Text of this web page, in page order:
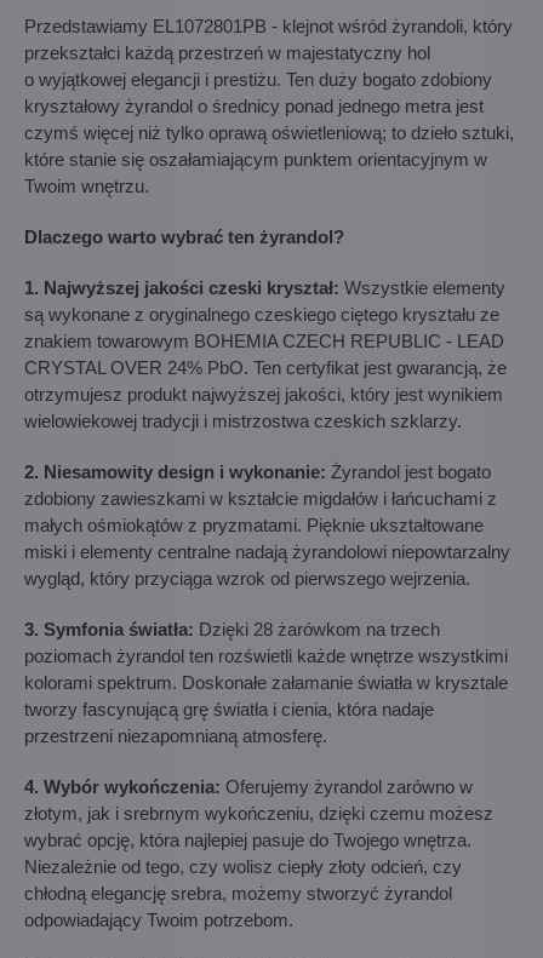
Przedstawiamy EL1072801PB - klejnot wśród żyrandoli, który
przekształci każdą przestrzeń w majestatyczny hol
o wyjątkowej elegancji i prestiżu. Ten duży bogato zdobiony
kryształowy żyrandol o średnicy ponad jednego metra jest
czymś więcej niż tylko oprawą oświetleniową; to dzieło sztuki,
które stanie się oszałamiającym punktem orientacyjnym w
Twoim wnętrzu.
Dlaczego warto wybrać ten żyrandol?
1. Najwyższej jakości czeski kryształ: Wszystkie elementy
są wykonane z oryginalnego czeskiego ciętego kryształu ze
znakiem towarowym BOHEMIA CZECH REPUBLIC - LEAD
CRYSTAL OVER 24% PbO. Ten certyfikat jest gwarancją, że
otrzymujesz produkt najwyższej jakości, który jest wynikiem
wielowiekowej tradycji i mistrzostwa czeskich szklarzy.
2. Niesamowity design i wykonanie: Żyrandol jest bogato
zdobiony zawieszkami w kształcie migdałów i łańcuchami z
małych ośmiokątów z pryzmatami. Pięknie ukształtowane
miski i elementy centralne nadają żyrandolowi niepowtarzalny
wygląd, który przyciąga wzrok od pierwszego wejrzenia.
3. Symfonia światła: Dzięki 28 żarówkom na trzech
poziomach żyrandol ten rozświetli każde wnętrze wszystkimi
kolorami spektrum. Doskonałe załamanie światła w krysztale
tworzy fascynującą grę światła i cienia, która nadaje
przestrzeni niezapomnianą atmosferę.
4. Wybór wykończenia: Oferujemy żyrandol zarówno w
złotym, jak i srebrnym wykończeniu, dzięki czemu możesz
wybrać opcję, która najlepiej pasuje do Twojego wnętrza.
Niezależnie od tego, czy wolisz ciepły złoty odcień, czy
chłodną elegancję srebra, możemy stworzyć żyrandol
odpowiadający Twoim potrzebom.